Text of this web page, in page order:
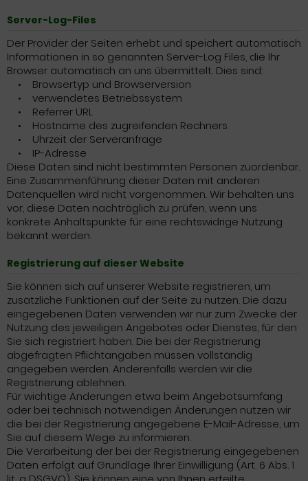
Server-Log-Files
Der Provider der Seiten erhebt und speichert automatisch
Informationen in so genannten Server-Log Files, die Ihr
Browser automatisch an uns übermittelt. Dies sind:
• Browsertyp und Browserversion
• verwendetes Betriebssystem
• Referrer URL
• Hostname des zugreifenden Rechners
• Uhrzeit der Serveranfrage
• IP-Adresse
Diese Daten sind nicht bestimmten Personen zuordenbar.
Eine Zusammenführung dieser Daten mit anderen
Datenquellen wird nicht vorgenommen. Wir behalten uns
vor, diese Daten nachträglich zu prüfen, wenn uns
konkrete Anhaltspunkte für eine rechtswidrige Nutzung
bekannt werden.
Registrierung auf dieser Website
Sie können sich auf unserer Website registrieren, um
zusätzliche Funktionen auf der Seite zu nutzen. Die dazu
eingegebenen Daten verwenden wir nur zum Zwecke der
Nutzung des jeweiligen Angebotes oder Dienstes, für den
Sie sich registriert haben. Die bei der Registrierung
abgefragten Pflichtangaben müssen vollständig
angegeben werden. Anderenfalls werden wir die
Registrierung ablehnen.
Für wichtige Änderungen etwa beim Angebotsumfang
oder bei technisch notwendigen Änderungen nutzen wir
die bei der Registrierung angegebene E-Mail-Adresse, um
Sie auf diesem Wege zu informieren.
Die Verarbeitung der bei der Registrierung eingegebenen
Daten erfolgt auf Grundlage Ihrer Einwilligung (Art. 6 Abs. 1